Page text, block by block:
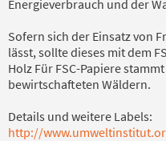
Energieverbrauch und der
Sofern sich der Einsatz von
lässt, sollte dieses mit dem
Holz Für FSC-Papiere
bewirtschafteten Wäldern.
Details und weitere Labels:
http://